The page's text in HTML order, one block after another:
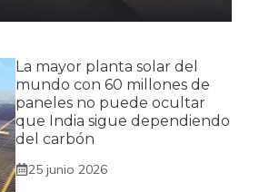
La mayor planta solar del
mundo con 60 millones de
paneles no puede ocultar
que India sigue dependiendo
del carbón
25 junio 2026